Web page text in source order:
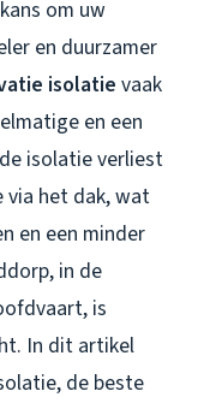
om uw
en duurzamer
isolatie vaak
en een
isolatie verliest
via het dak, wat
en een minder
in de
is
In dit artikel
de beste